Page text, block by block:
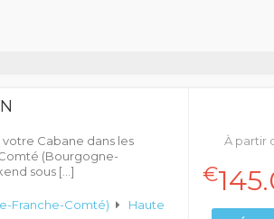
Cabane dans les
(Bourgogne-
sous […]
Franche-Comté)
Haute
À partir
€